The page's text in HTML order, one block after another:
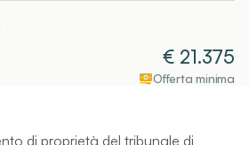
€ 21.375
Offerta minima
di proprietà del tribunale di